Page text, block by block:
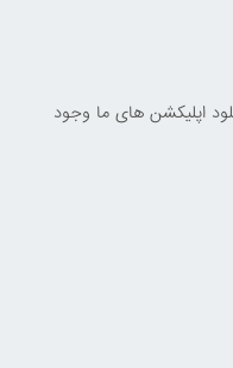
اپلیکشن های ما وجود